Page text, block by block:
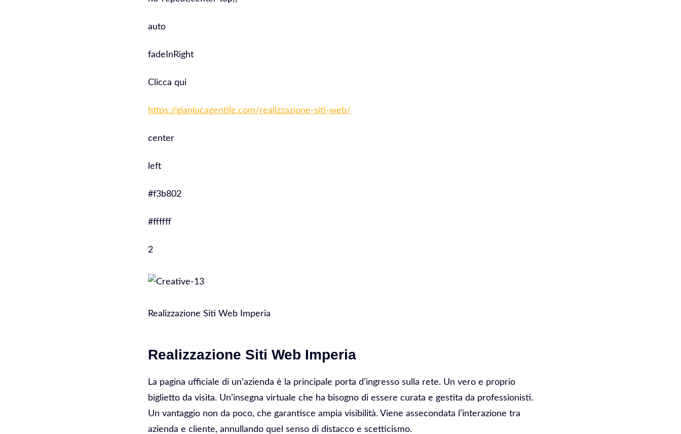
auto
fadeInRight
Clicca qui
https://gianlucagentile.com/realizzazione-siti-web/
center
left
#f3b802
#ffffff
2
Realizzazione Siti Web Imperia
Realizzazione Siti Web Imperia
La pagina ufficiale di un’azienda è la principale porta d’ingresso sulla rete. Un vero e proprio
biglietto da visita. Un’insegna virtuale che ha bisogno di essere curata e gestita da professionisti.
Un vantaggio non da poco, che garantisce ampia visibilità. Viene assecondata l’interazione tra
azienda e cliente, annullando quel senso di distacco e scetticismo.